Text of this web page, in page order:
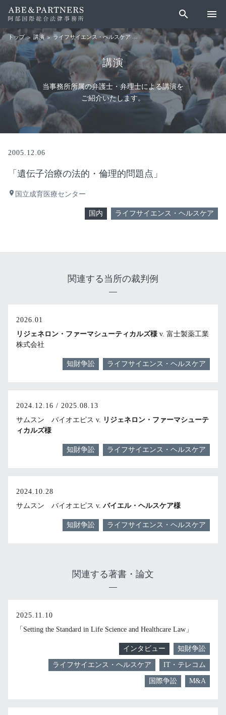
search menu
トップ 講演 ライフサイエンス・ヘルスケア 「遺伝子治療の法的・倫理的問題
講演
当事務所所属の弁護士・弁理士による講演を
ご紹介いたします。
2005.12.06
「遺伝子治療の法的・倫理的問題点」
place 国立成育医療センター
国内 ライフサイエンス・ヘルスケア
関連する当所の裁判例
2026.01
リジェネロン・ファーマシューティカルズ様 v. 富士製薬工業
株式会社
知財争訟 ライフサイエンス・ヘルスケア
2024.12.16 / 2025.08.13
サムスン バイオエピス v. リジェネロン・ファーマシューテ
ィカルズ様
知財争訟 ライフサイエンス・ヘルスケア
2024.10.28
サムスン バイオエピス v. バイエル・ヘルスケア様
知財争訟 ライフサイエンス・ヘルスケア
関連する著書・論文
2025.11.10
「Setting the Standard in Life Science and Healthcare Law」
インタビュー 知財争訟
ライフサイエンス・ヘルスケア IT・テレコム
国際争訟 M&A